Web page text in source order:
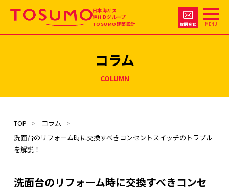
日本海ガス
絆ＨＤグループ
TOSUMO建築設計
コラム
COLUMN
TOP
コラム
洗面台のリフォーム時に交換すべきコンセントスイッチのトラブル
を解説！
洗面台のリフォーム時に交換すべきコンセ
MENU